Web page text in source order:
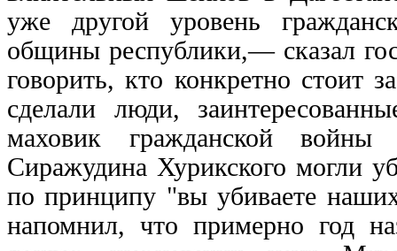
уже другой уровень
общины республики,— сказал
говорить, кто конкретно стоит
сделали люди,
маховик гражданской
Сиражудина Хурикского могли
по принципу "вы убиваете
напомнил, что примерно год